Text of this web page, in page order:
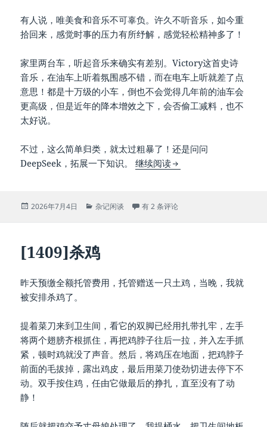
有人说，唯美食和音乐不可辜负。许久不听音乐，如今重
拾回来，感觉时事的压力有所纾解，感觉轻松精神多了！
家里两台车，听起音乐来确实有差别。Victory这首史诗
音乐，在油车上听着氛围感不错，而在电车上听就差了点
意思！都是十万级的小车，倒也不会觉得几年前的油车会
更高级，但是近年的降本增效之下，会否偷工减料，也不
太好说。
不过，这么简单归类，就太过粗暴了！还是问问
DeepSeek，拓展一下知识。继续阅读[1410]感知
发
2026年7月4日
分
杂记闲谈 [1410]感知
有 2 条评论
[1409]杀鸡
昨天预缴全额托管费用，托管赠送一只土鸡，当晚，我就
被安排杀鸡了。
提着菜刀来到卫生间，看它的双脚已经用扎带扎牢，左手
将两个翅膀齐根抓住，再把鸡脖子往后一拉，并入左手抓
紧，顿时鸡就没了声音。然后，将鸡压在地面，把鸡脖子
前面的毛拔掉，露出鸡皮，最后用菜刀使劲切进去停下不
动。双手按住鸡，任由它做最后的挣扎，直至没有了动
静！